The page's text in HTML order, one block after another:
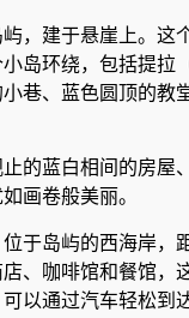
，建于悬崖上。
岛环绕，包括提
巷、蓝色圆顶的
的蓝白相间的房
画卷般美丽。
于岛屿的西海岸，
、咖啡馆和餐馆，
以通过汽车轻松到